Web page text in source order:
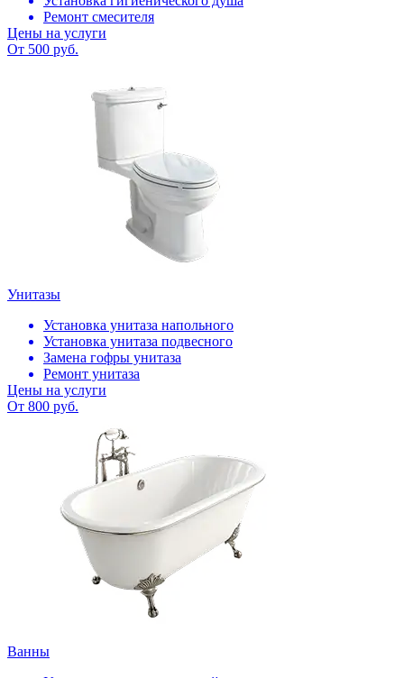
Ремонт смесителя
Цены на услуги
От 500 руб.
Унитазы
Установка унитаза напольного
Установка унитаза подвесного
Замена гофры унитаза
Ремонт унитаза
Цены на услуги
От 800 руб.
Ванны